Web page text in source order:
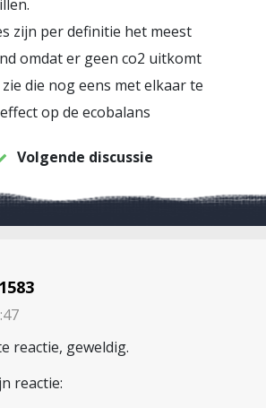
zijn per definitie het meest
omdat er geen co2 uitkomt
die nog eens met elkaar te
op de ecobalans
Volgende discussie
reactie, geweldig.
reactie: